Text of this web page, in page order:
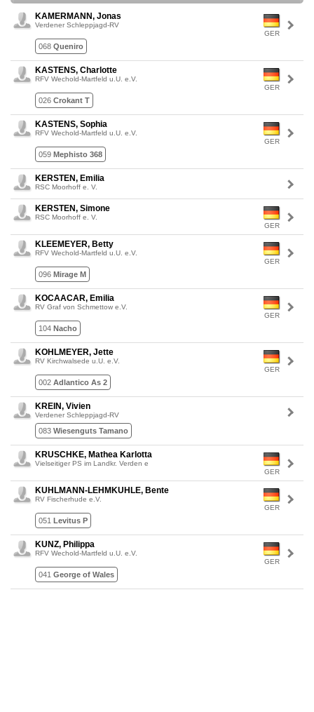
GER
KAMERMANN, Jonas
Verdener Schleppjagd-RV
068 Queniro
GER
KASTENS, Charlotte
RFV Wechold-Martfeld u.U. e.V.
026 Crokant T
GER
KASTENS, Sophia
RFV Wechold-Martfeld u.U. e.V.
059 Mephisto 368
KERSTEN, Emilia
RSC Moorhoff e. V.
GER
KERSTEN, Simone
RSC Moorhoff e. V.
GER
KLEEMEYER, Betty
RFV Wechold-Martfeld u.U. e.V.
096 Mirage M
GER
KOCAACAR, Emilia
RV Graf von Schmettow e.V.
104 Nacho
GER
KOHLMEYER, Jette
RV Kirchwalsede u.U. e.V.
002 Adlantico As 2
KREIN, Vivien
Verdener Schleppjagd-RV
083 Wiesenguts Tamano
GER
KRUSCHKE, Mathea Karlotta
Vielseitiger PS im Landkr. Verden e
GER
KUHLMANN-LEHMKUHLE, Bente
RV Fischerhude e.V.
051 Levitus P
GER
KUNZ, Philippa
RFV Wechold-Martfeld u.U. e.V.
041 George of Wales